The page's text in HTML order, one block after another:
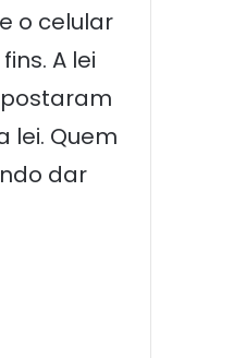
o celular
A lei
lei. Quem
dar